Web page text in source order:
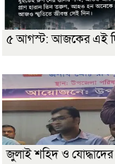
৫ আগস্ট: আজকের এই
জুলাই শহিদ ও যোদ্ধাদের